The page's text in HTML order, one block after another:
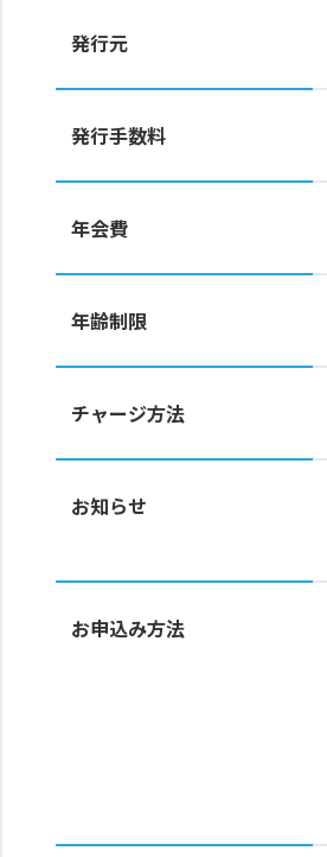
発行元
発行手数料
年会費
年齢制限
チャージ方法
お知らせ
お申込み方法